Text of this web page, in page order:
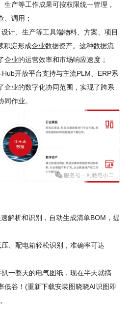
生产等工作成果可按权限统一管理，
、调用；
设计、生产等工具端物料、方案、项目
积淀形成企业数据资产。这种数据流
企业的运营效率和市场响应速度；
Hub开放平台支持与主流PLM、ERP系
企业的数字化协同范围，实现了跨系
作业。
速解析和识别，自动生成清单BOM，提
压、配电箱轻松识别，准确率可达
扒一整天的电气图纸，现在半天就搞
低谷！(重新下载安装图晓晓AI识图即